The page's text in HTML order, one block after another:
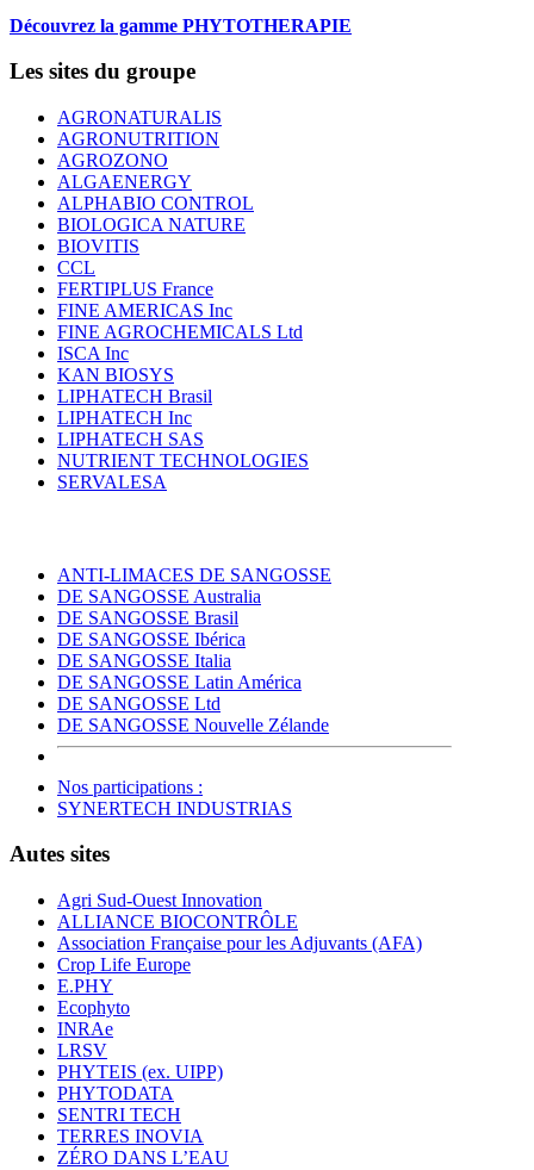
Découvrez la gamme PHYTOTHERAPIE
Les sites du groupe
AGRONATURALIS
AGRONUTRITION
AGROZONO
ALGAENERGY
ALPHABIO CONTROL
BIOLOGICA NATURE
BIOVITIS
CCL
FERTIPLUS France
FINE AMERICAS Inc
FINE AGROCHEMICALS Ltd
ISCA Inc
KAN BIOSYS
LIPHATECH Brasil
LIPHATECH Inc
LIPHATECH SAS
NUTRIENT TECHNOLOGIES
SERVALESA
ANTI-LIMACES DE SANGOSSE
DE SANGOSSE Australia
DE SANGOSSE Brasil
DE SANGOSSE Ibérica
DE SANGOSSE Italia
DE SANGOSSE Latin América
DE SANGOSSE Ltd
DE SANGOSSE Nouvelle Zélande
Nos participations :
SYNERTECH INDUSTRIAS
Autes sites
Agri Sud-Ouest Innovation
ALLIANCE BIOCONTRÔLE
Association Française pour les Adjuvants (AFA)
Crop Life Europe
E.PHY
Ecophyto
INRAe
LRSV
PHYTEIS (ex. UIPP)
PHYTODATA
SENTRI TECH
TERRES INOVIA
ZÉRO DANS L’EAU